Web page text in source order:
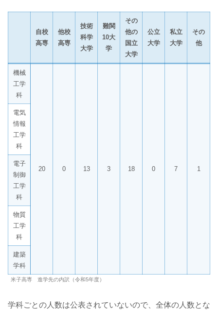
自校
高専
他校
高専
技術
科学
大学
難関
10大
学
その
他の
国立
大学
公立
大学
私立
大学
その
他
機械
工学
科
20 0 13 3 18 0 7 1
電気
情報
工学
科
電子
制御
工学
科
物質
工学
科
建築
学科
米子高専 進学先の内訳（令和5年度）
学科ごとの人数は公表されていないので、全体の人数とな